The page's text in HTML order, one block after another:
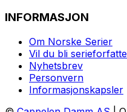
INFORMASJON
Om Norske Serier
Vil du bli
Nyhetsbrev
Personvern
Informasjonskapsler